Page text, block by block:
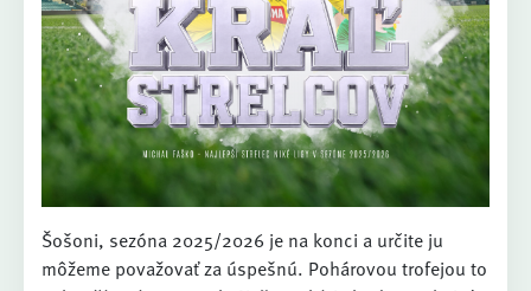
Šošoni, sezóna 2025/2026 je na konci a určite ju
môžeme považovať za úspešnú. Pohárovou trofejou to